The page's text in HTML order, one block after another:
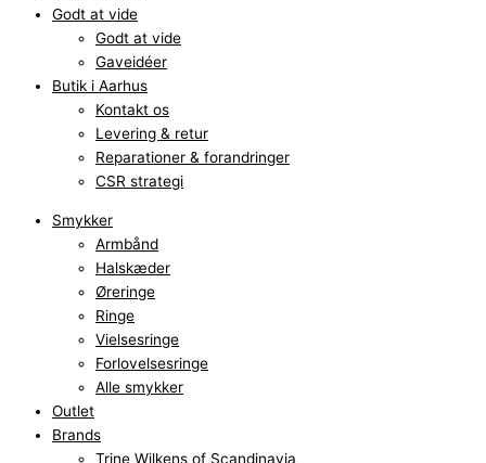
Godt at vide
Godt at vide
Gaveidéer
Butik i Aarhus
Kontakt os
Levering & retur
Reparationer & forandringer
CSR strategi
Smykker
Armbånd
Halskæder
Øreringe
Ringe
Vielsesringe
Forlovelsesringe
Alle smykker
Outlet
Brands
Trine Wilkens of Scandinavia